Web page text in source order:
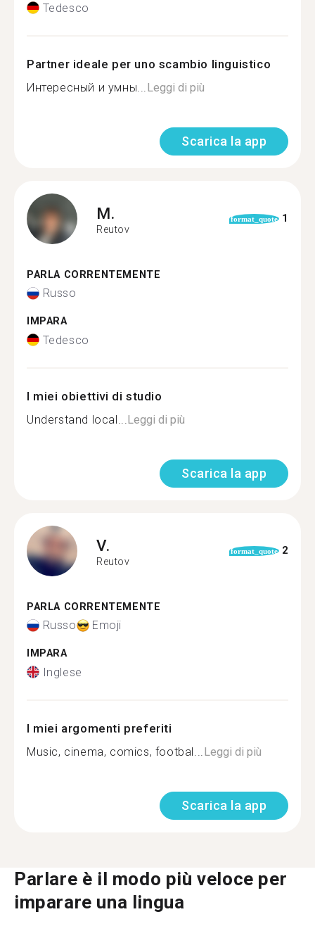
Tedesco
Partner ideale per uno scambio linguistico
Интересный и умны... Leggi di più
Scarica la app
M.
Reutov
format_quote 1
PARLA CORRENTEMENTE
Russo
IMPARA
Tedesco
I miei obiettivi di studio
Understand local... Leggi di più
Scarica la app
V.
Reutov
format_quote 2
PARLA CORRENTEMENTE
Russo Emoji
IMPARA
Inglese
I miei argomenti preferiti
Music, cinema, comics, footbal... Leggi di più
Scarica la app
Parlare è il modo più veloce per
imparare una lingua